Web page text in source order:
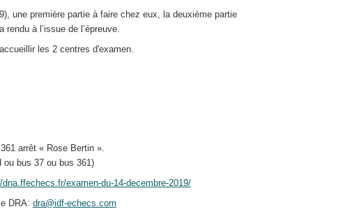
une première partie à faire chez eux, la deuxième partie
à l’issue de l’épreuve.
les 2 centres d'examen.
arrêt « Rose Bertin ».
bus 37 ou bus 361)
dna.ffechecs.fr/examen-du-14-decembre-2019/
DRA: dra@idf-echecs.com